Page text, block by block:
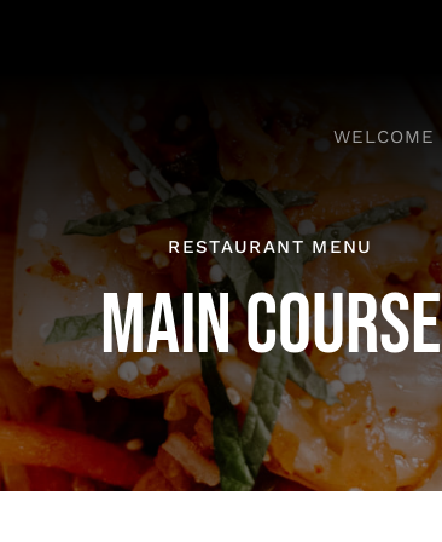
WELCOME
RESTAURANT MENU
MAIN COURSE